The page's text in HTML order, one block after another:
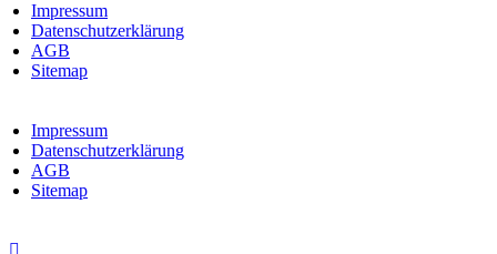
Impressum
Datenschutzerklärung
AGB
Sitemap
Impressum
Datenschutzerklärung
AGB
Sitemap